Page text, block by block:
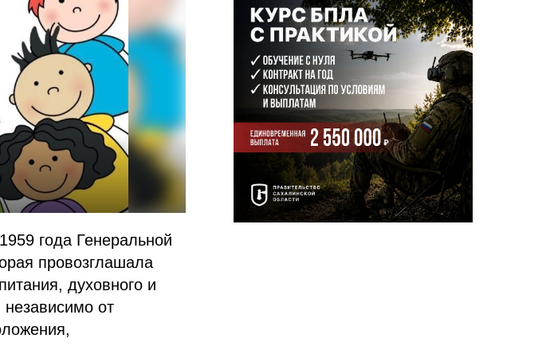
года Генеральной
провозглашала
духовного и
независимо от